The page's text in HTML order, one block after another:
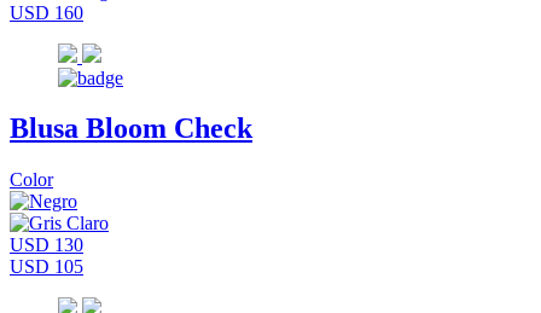
USD 160
Blusa Bloom Check
Color
USD 130
USD 105